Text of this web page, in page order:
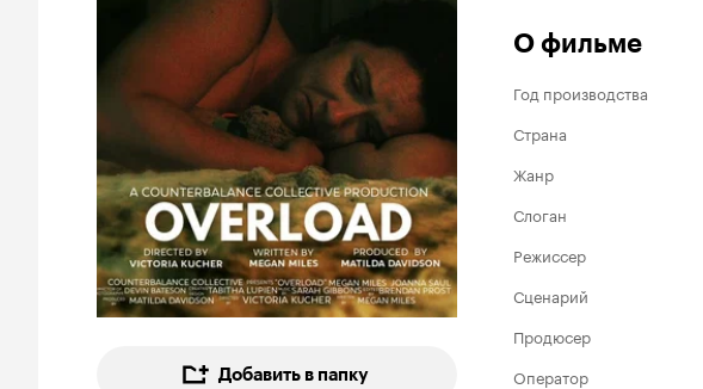
Добавить в папку
О фильме
Год производства
Страна
Жанр
Слоган
Режиссер
Сценарий
Продюсер
Оператор